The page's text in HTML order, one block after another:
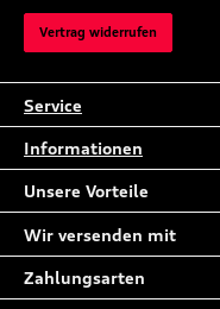
Vertrag widerrufen
Service
Informationen
Unsere Vorteile
Wir versenden mit
Zahlungsarten